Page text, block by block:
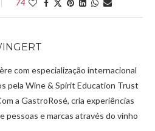
74
com especialização internacional
pela Wine & Spirit Education Trust
a GastroRosé, cria experiências
pessoas e marcas através do vinho